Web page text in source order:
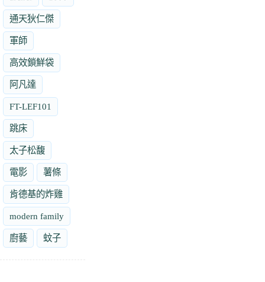
通天狄仁傑
軍師
高效鎖鮮袋
阿凡達
FT-LEF101
跳床
太子松馥
電影 薯條
肯德基的炸雞
modern family
廚藝 蚊子